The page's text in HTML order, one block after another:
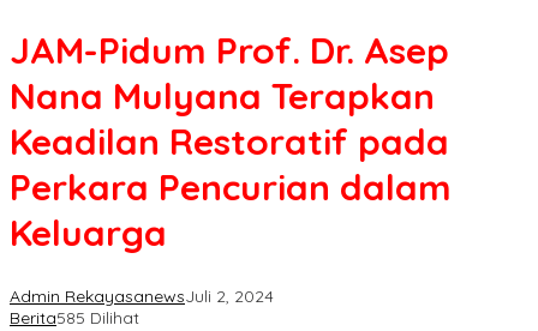
JAM-Pidum Prof. Dr. Asep
Nana Mulyana Terapkan
Keadilan Restoratif pada
Perkara Pencurian dalam
Keluarga
Admin RekayasanewsJuli 2, 2024
Berita585 Dilihat